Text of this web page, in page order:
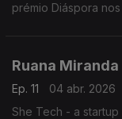
prémio Diáspora
Ruana Miranda
Ep. 11
04 abr. 2026
She Tech - a